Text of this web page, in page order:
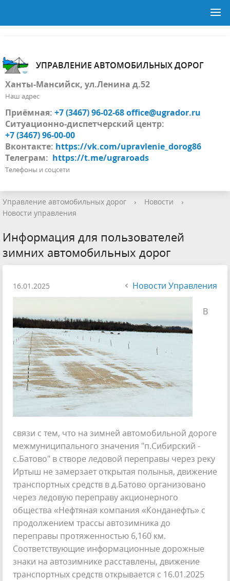
УПРАВЛЕНИЕ АВТОМОБИЛЬНЫХ ДОРОГ
Ханты-Мансийск, ул.Ленина д.52
Наш адрес
Приёмная: +7 (3467) 96-02-68office@ugrador.ru
Ситуационно-диспетчерский центр:
+7 (3467) 96-00-00
Вконтакте: https://vk.com/upravlenie_dorog86
Телеграм: https://t.me/ugraroads
Телефоны и соцсети
Управление автомобильных дорог › Новости
›
Новости управления
Информация для пользователей
зимних автомобильных дорог
16.01.2025 Новости Управления
В
связи с тем, что на зимней автомобильной дороге
межмуниципального значения "п.Сибирский -
с.Батово" в створе ледовой переправы через реку
Иртыш не замерзает открытая полынья, движение
транспортных средств в д.Батово организовано
через ледовую переправу акционерного
общества «Нефтяная компания «Конданефть» с
продолжением трассы автозимника до
переправы протяженностью 6,160 км.
Соответствующие информационные дорожные
знаки на автозимнике расставлены, движение
транспортных средств открывается с 16.01.2025